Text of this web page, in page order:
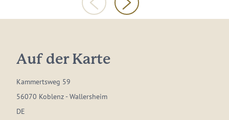
Auf der Karte
Kammertsweg 59
56070 Koblenz - Wallersheim
DE